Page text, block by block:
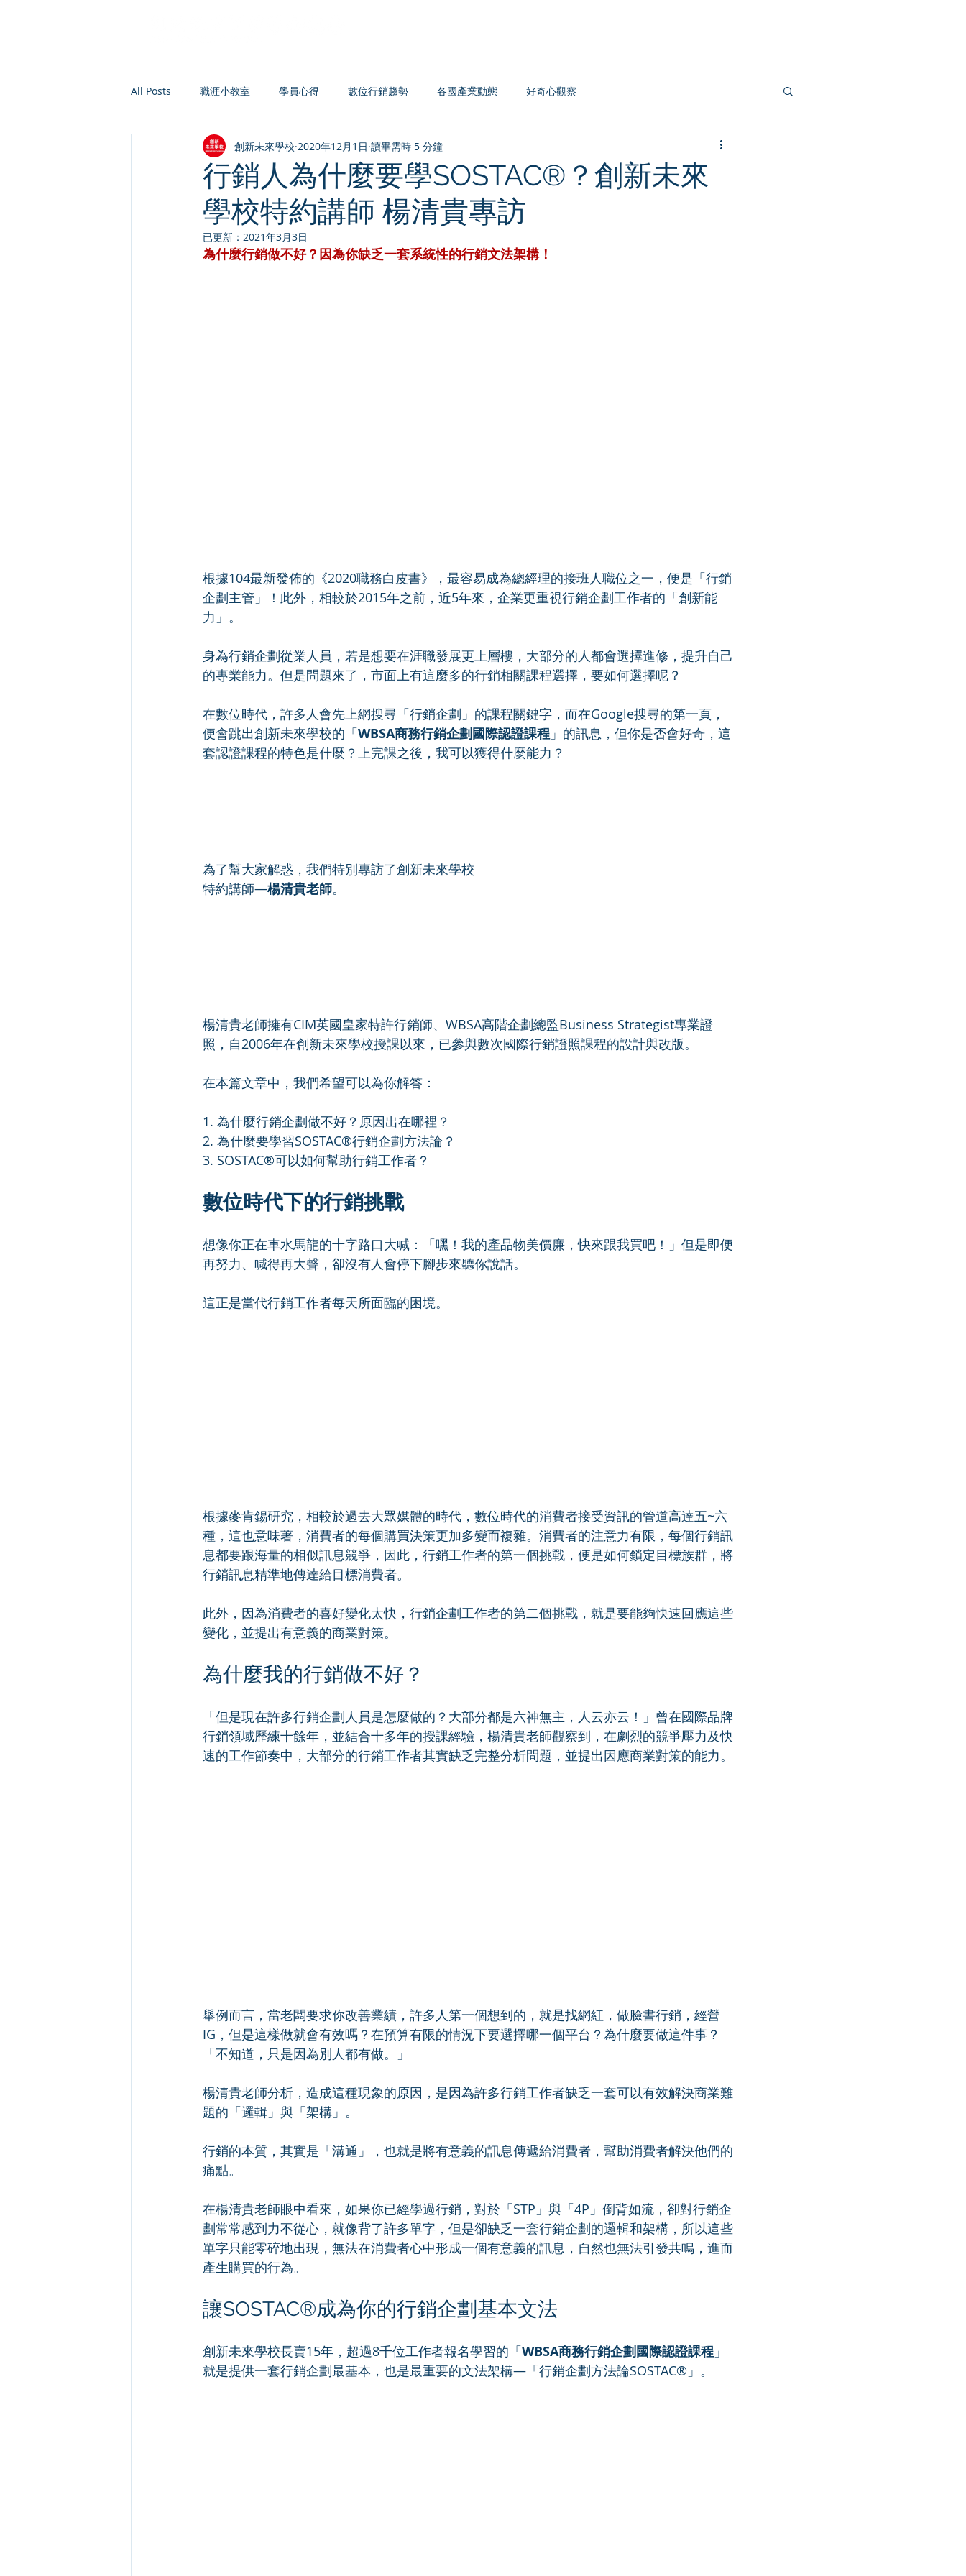
All Posts 職涯小教室 學員心得 數位行銷趨勢 各國產業動態 好奇心觀察
行銷人為什麼要學SOSTAC®？創新未來
學校特約講師 楊清貴專訪
創新未來學校 2020年12月1日 讀畢需時 5 分鐘
已更新： 2021年3月3日
為什麼行銷做不好？因為你缺乏一套系統性的行銷文法架構！
根據104最新發佈的《2020職務白皮書》，最容易成為總經理的接班人職位之一，便是「行銷
企劃主管」！此外，相較於2015年之前，近5年來，企業更重視行銷企劃工作者的「創新能
力」。
身為行銷企劃從業人員，若是想要在涯職發展更上層樓，大部分的人都會選擇進修，提升自己
的專業能力。但是問題來了，市面上有這麼多的行銷相關課程選擇，要如何選擇呢？
在數位時代，許多人會先上網搜尋「行銷企劃」的課程關鍵字，而在Google搜尋的第一頁，
便會跳出創新未來學校的「WBSA商務行銷企劃國際認證課程 」的訊息，但你是否會好奇，這
套認證課程的特色是什麼？上完課之後，我可以獲得什麼能力？
為了幫大家解惑，我們特別專訪了創新未來學校
特約講師—楊清貴老師。
楊清貴老師擁有CIM英國皇家特許行銷師、WBSA高階企劃總監Business Strategist專業證
照，自2006年在創新未來學校授課以來，已參與數次國際行銷證照課程的設計與改版。
在本篇文章中，我們希望可以為你解答：
1. 為什麼行銷企劃做不好？原因出在哪裡？
2. 為什麼要學習SOSTAC®行銷企劃方法論？
3. SOSTAC®可以如何幫助行銷工作者？
數位時代下的行銷挑戰
想像你正在車水馬龍的十字路口大喊：「嘿！我的產品物美價廉，快來跟我買吧！」但是即便
再努力、喊得再大聲，卻沒有人會停下腳步來聽你說話。
這正是當代行銷工作者每天所面臨的困境。
根據麥肯錫研究，相較於過去大眾媒體的時代，數位時代的消費者接受資訊的管道高達五~六
種，這也意味著，消費者的每個購買決策更加多變而複雜。消費者的注意力有限，每個行銷訊
息都要跟海量的相似訊息競爭，因此，行銷工作者的第一個挑戰，便是如何鎖定目標族群，將
行銷訊息精準地傳達給目標消費者。
此外，因為消費者的喜好變化太快，行銷企劃工作者的第二個挑戰，就是要能夠快速回應這些
變化，並提出有意義的商業對策。
為什麼我的行銷做不好？
「但是現在許多行銷企劃人員是怎麼做的？大部分都是六神無主，人云亦云！」曾在國際品牌
行銷領域歷練十餘年，並結合十多年的授課經驗，楊清貴老師觀察到，在劇烈的競爭壓力及快
速的工作節奏中，大部分的行銷工作者其實缺乏完整分析問題，並提出因應商業對策的能力。
舉例而言，當老闆要求你改善業績，許多人第一個想到的，就是找網紅，做臉書行銷，經營
IG，但是這樣做就會有效嗎？在預算有限的情況下要選擇哪一個平台？為什麼要做這件事？
「不知道，只是因為別人都有做。」
楊清貴老師分析，造成這種現象的原因，是因為許多行銷工作者缺乏一套可以有效解決商業難
題的「邏輯」與「架構」。
行銷的本質，其實是「溝通」，也就是將有意義的訊息傳遞給消費者，幫助消費者解決他們的
痛點。
在楊清貴老師眼中看來，如果你已經學過行銷，對於「STP」與「4P」倒背如流，卻對行銷企
劃常常感到力不從心，就像背了許多單字，但是卻缺乏一套行銷企劃的邏輯和架構，所以這些
單字只能零碎地出現，無法在消費者心中形成一個有意義的訊息，自然也無法引發共鳴，進而
產生購買的行為。
讓SOSTAC®成為你的行銷企劃基本文法
創新未來學校長賣15年，超過8千位工作者報名學習的「WBSA商務行銷企劃國際認證課程 」
就是提供一套行銷企劃最基本，也是最重要的文法架構—「行銷企劃方法論SOSTAC®」。